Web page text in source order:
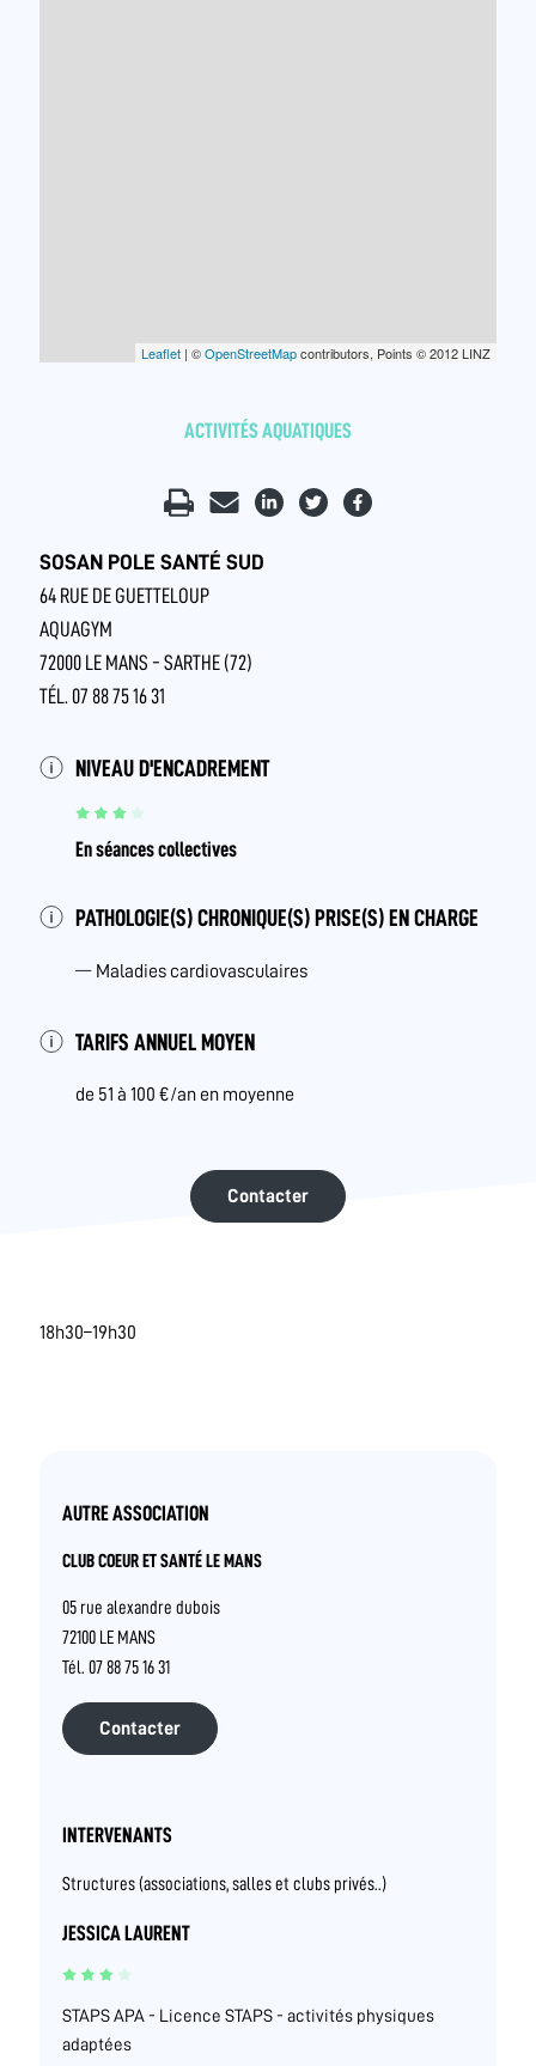
Leaflet | ©OpenStreetMapcontributors, Points © 2012 LINZ
ACTIVITÉS AQUATIQUES
SOSAN POLE SANTÉ SUD
64 RUE DE GUETTELOUP
AQUAGYM
72000 LE MANS - SARTHE (72)
TÉL. 07 88 75 16 31
NIVEAU D'ENCADREMENT
En séances collectives
PATHOLOGIE(S) CHRONIQUE(S) PRISE(S) EN CHARGE
Maladies cardiovasculaires
TARIFS ANNUEL MOYEN
de 51 à 100 €/an en moyenne
Contacter
18h30–19h30
AUTRE ASSOCIATION
CLUB COEUR ET SANTÉ LE MANS
05 rue alexandre dubois
72100 LE MANS
Tél. 07 88 75 16 31
Contacter
INTERVENANTS
Structures (associations, salles et clubs privés..)
JESSICA LAURENT
STAPS APA - Licence STAPS - activités physiques
adaptées